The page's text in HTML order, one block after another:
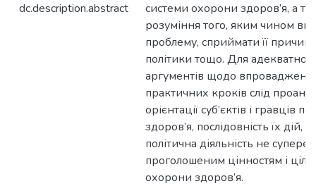
dc.description.abstract
системи охорони здоров’я, а
розуміння того, яким чином
проблему, сприймати її
політики тощо. Для
аргументів щодо
практичних кроків слід
орієнтації суб’єктів і гравців
здоров’я, послідовність їх дій,
політична діяльність не
проголошеним цінностям і
охорони здоров’я.